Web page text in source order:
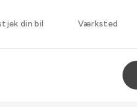
din bil Værksted